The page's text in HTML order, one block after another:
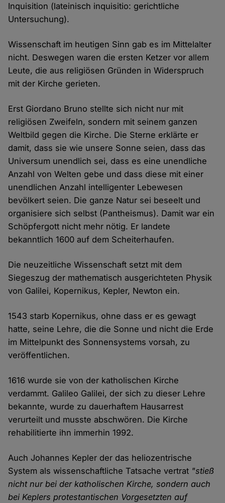
Inquisition (lateinisch inquisitio: gerichtliche
Untersuchung).
Wissenschaft im heutigen Sinn gab es im Mittelalter
nicht. Deswegen waren die ersten Ketzer vor allem
Leute, die aus religiösen Gründen in Widerspruch
mit der Kirche gerieten.
Erst Giordano Bruno stellte sich nicht nur mit
religiösen Zweifeln, sondern mit seinem ganzen
Weltbild gegen die Kirche. Die Sterne erklärte er
damit, dass sie wie unsere Sonne seien, dass das
Universum unendlich sei, dass es eine unendliche
Anzahl von Welten gebe und dass diese mit einer
unendlichen Anzahl intelligenter Lebewesen
bevölkert seien. Die ganze Natur sei beseelt und
organisiere sich selbst (Pantheismus). Damit war ein
Schöpfergott nicht mehr nötig. Er landete
bekanntlich 1600 auf dem Scheiterhaufen.
Die neuzeitliche Wissenschaft setzt mit dem
Siegeszug der mathematisch ausgerichteten Physik
von Galilei, Kopernikus, Kepler, Newton ein.
1543 starb Kopernikus, ohne dass er es gewagt
hatte, seine Lehre, die die Sonne und nicht die Erde
im Mittelpunkt des Sonnensystems vorsah, zu
veröffentlichen.
1616 wurde sie von der katholischen Kirche
verdammt. Galileo Galilei, der sich zu dieser Lehre
bekannte, wurde zu dauerhaftem Hausarrest
verurteilt und musste abschwören. Die Kirche
rehabilitierte ihn immerhin 1992.
Auch Johannes Kepler der das heliozentrische
System als wissenschaftliche Tatsache vertrat "stieß
nicht nur bei der katholischen Kirche, sondern auch
bei Keplers protestantischen Vorgesetzten auf